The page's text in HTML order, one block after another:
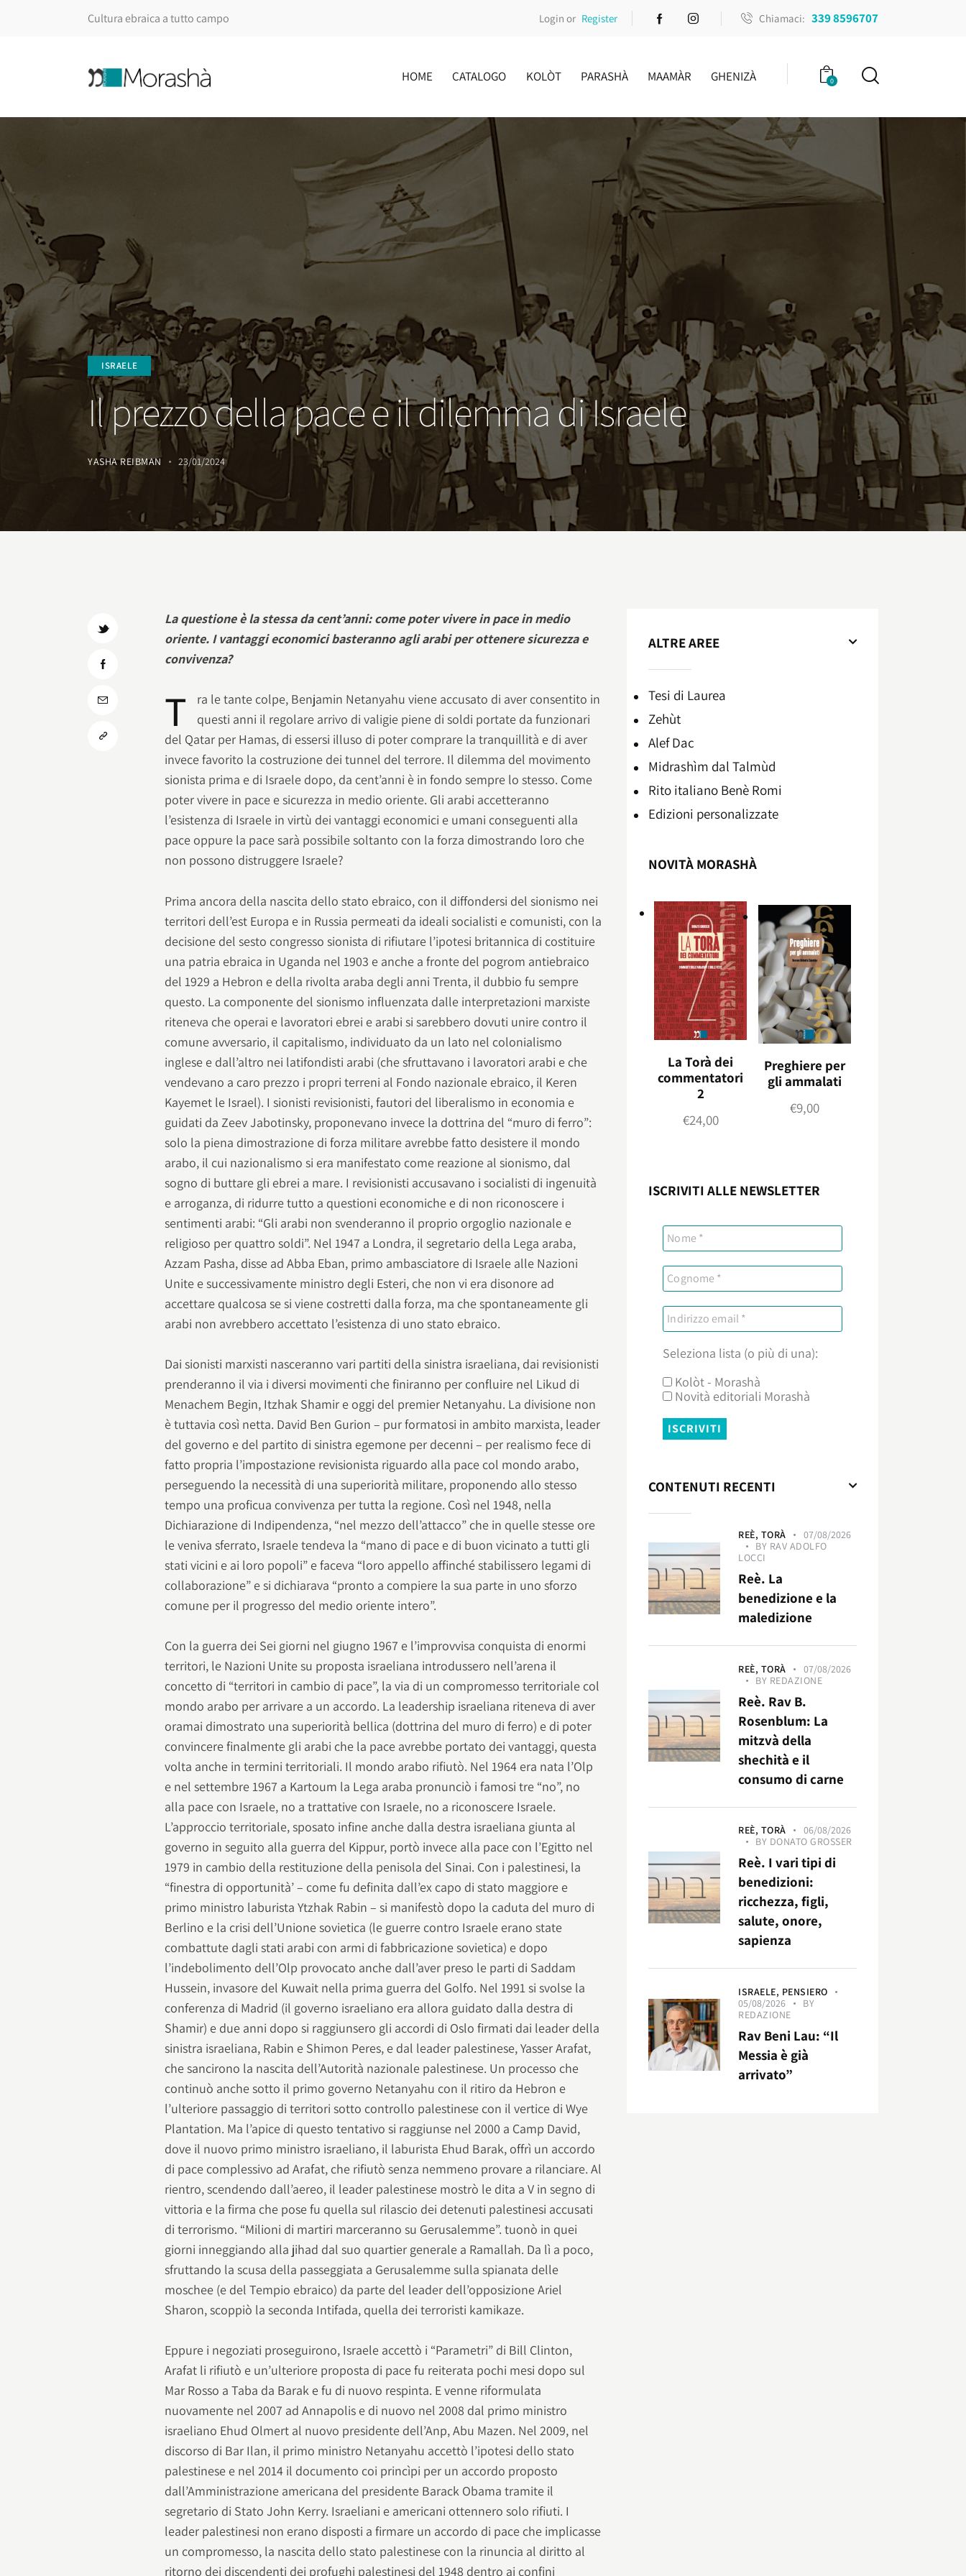
Cultura ebraica a tutto campo Login or Register Chiamaci: 339 8596707
HOME CATALOGO KOLÒT PARASHÀ MAAMÀR GHENIZÀ 0
ISRAELE
Il prezzo della pace e il dilemma di Israele
YASHA REIBMAN 23/01/2024
La questione è la stessa da cent’anni: come poter vivere in pace in medio
oriente. I vantaggi economici basteranno agli arabi per ottenere sicurezza e
convivenza?
T
ra le tante colpe, Benjamin Netanyahu viene accusato di aver consentito in
questi anni il regolare arrivo di valigie piene di soldi portate da funzionari
del Qatar per Hamas, di essersi illuso di poter comprare la tranquillità e di aver
invece favorito la costruzione dei tunnel del terrore. Il dilemma del movimento
sionista prima e di Israele dopo, da cent’anni è in fondo sempre lo stesso. Come
poter vivere in pace e sicurezza in medio oriente. Gli arabi accetteranno
l’esistenza di Israele in virtù dei vantaggi economici e umani conseguenti alla
pace oppure la pace sarà possibile soltanto con la forza dimostrando loro che
non possono distruggere Israele?
Prima ancora della nascita dello stato ebraico, con il diffondersi del sionismo nei
territori dell’est Europa e in Russia permeati da ideali socialisti e comunisti, con la
decisione del sesto congresso sionista di rifiutare l’ipotesi britannica di costituire
una patria ebraica in Uganda nel 1903 e anche a fronte del pogrom antiebraico
del 1929 a Hebron e della rivolta araba degli anni Trenta, il dubbio fu sempre
questo. La componente del sionismo influenzata dalle interpretazioni marxiste
riteneva che operai e lavoratori ebrei e arabi si sarebbero dovuti unire contro il
comune avversario, il capitalismo, individuato da un lato nel colonialismo
inglese e dall’altro nei latifondisti arabi (che sfruttavano i lavoratori arabi e che
vendevano a caro prezzo i propri terreni al Fondo nazionale ebraico, il Keren
Kayemet le Israel). I sionisti revisionisti, fautori del liberalismo in economia e
guidati da Zeev Jabotinsky, proponevano invece la dottrina del “muro di ferro”:
solo la piena dimostrazione di forza militare avrebbe fatto desistere il mondo
arabo, il cui nazionalismo si era manifestato come reazione al sionismo, dal
sogno di buttare gli ebrei a mare. I revisionisti accusavano i socialisti di ingenuità
e arroganza, di ridurre tutto a questioni economiche e di non riconoscere i
sentimenti arabi: “Gli arabi non svenderanno il proprio orgoglio nazionale e
religioso per quattro soldi”. Nel 1947 a Londra, il segretario della Lega araba,
Azzam Pasha, disse ad Abba Eban, primo ambasciatore di Israele alle Nazioni
Unite e successivamente ministro degli Esteri, che non vi era disonore ad
accettare qualcosa se si viene costretti dalla forza, ma che spontaneamente gli
arabi non avrebbero accettato l’esistenza di uno stato ebraico.
Dai sionisti marxisti nasceranno vari partiti della sinistra israeliana, dai revisionisti
prenderanno il via i diversi movimenti che finiranno per confluire nel Likud di
Menachem Begin, Itzhak Shamir e oggi del premier Netanyahu. La divisione non
è tuttavia così netta. David Ben Gurion – pur formatosi in ambito marxista, leader
del governo e del partito di sinistra egemone per decenni – per realismo fece di
fatto propria l’impostazione revisionista riguardo alla pace col mondo arabo,
perseguendo la necessità di una superiorità militare, proponendo allo stesso
tempo una proficua convivenza per tutta la regione. Così nel 1948, nella
Dichiarazione di Indipendenza, “nel mezzo dell’attacco” che in quelle stesse ore
le veniva sferrato, Israele tendeva la “mano di pace e di buon vicinato a tutti gli
stati vicini e ai loro popoli” e faceva “loro appello affinché stabilissero legami di
collaborazione” e si dichiarava “pronto a compiere la sua parte in uno sforzo
comune per il progresso del medio oriente intero”.
Con la guerra dei Sei giorni nel giugno 1967 e l’improvvisa conquista di enormi
territori, le Nazioni Unite su proposta israeliana introdussero nell’arena il
concetto di “territori in cambio di pace”, la via di un compromesso territoriale col
mondo arabo per arrivare a un accordo. La leadership israeliana riteneva di aver
oramai dimostrato una superiorità bellica (dottrina del muro di ferro) e di poter
convincere finalmente gli arabi che la pace avrebbe portato dei vantaggi, questa
volta anche in termini territoriali. Il mondo arabo rifiutò. Nel 1964 era nata l’Olp
e nel settembre 1967 a Kartoum la Lega araba pronunciò i famosi tre “no”, no
alla pace con Israele, no a trattative con Israele, no a riconoscere Israele.
L’approccio territoriale, sposato infine anche dalla destra israeliana giunta al
governo in seguito alla guerra del Kippur, portò invece alla pace con l’Egitto nel
1979 in cambio della restituzione della penisola del Sinai. Con i palestinesi, la
“finestra di opportunità’ – come fu definita dall’ex capo di stato maggiore e
primo ministro laburista Ytzhak Rabin – si manifestò dopo la caduta del muro di
Berlino e la crisi dell’Unione sovietica (le guerre contro Israele erano state
combattute dagli stati arabi con armi di fabbricazione sovietica) e dopo
l’indebolimento dell’Olp provocato anche dall’aver preso le parti di Saddam
Hussein, invasore del Kuwait nella prima guerra del Golfo. Nel 1991 si svolse la
conferenza di Madrid (il governo israeliano era allora guidato dalla destra di
Shamir) e due anni dopo si raggiunsero gli accordi di Oslo firmati dai leader della
sinistra israeliana, Rabin e Shimon Peres, e dal leader palestinese, Yasser Arafat,
che sancirono la nascita dell’Autorità nazionale palestinese. Un processo che
continuò anche sotto il primo governo Netanyahu con il ritiro da Hebron e
l’ulteriore passaggio di territori sotto controllo palestinese con il vertice di Wye
Plantation. Ma l’apice di questo tentativo si raggiunse nel 2000 a Camp David,
dove il nuovo primo ministro israeliano, il laburista Ehud Barak, offrì un accordo
di pace complessivo ad Arafat, che rifiutò senza nemmeno provare a rilanciare. Al
rientro, scendendo dall’aereo, il leader palestinese mostrò le dita a V in segno di
vittoria e la firma che pose fu quella sul rilascio dei detenuti palestinesi accusati
di terrorismo. “Milioni di martiri marceranno su Gerusalemme”. tuonò in quei
giorni inneggiando alla jihad dal suo quartier generale a Ramallah. Da lì a poco,
sfruttando la scusa della passeggiata a Gerusalemme sulla spianata delle
moschee (e del Tempio ebraico) da parte del leader dell’opposizione Ariel
Sharon, scoppiò la seconda Intifada, quella dei terroristi kamikaze.
Eppure i negoziati proseguirono, Israele accettò i “Parametri” di Bill Clinton,
Arafat li rifiutò e un’ulteriore proposta di pace fu reiterata pochi mesi dopo sul
Mar Rosso a Taba da Barak e fu di nuovo respinta. E venne riformulata
nuovamente nel 2007 ad Annapolis e di nuovo nel 2008 dal primo ministro
israeliano Ehud Olmert al nuovo presidente dell’Anp, Abu Mazen. Nel 2009, nel
discorso di Bar Ilan, il primo ministro Netanyahu accettò l’ipotesi dello stato
palestinese e nel 2014 il documento coi princìpi per un accordo proposto
dall’Amministrazione americana del presidente Barack Obama tramite il
segretario di Stato John Kerry. Israeliani e americani ottennero solo rifiuti. I
leader palestinesi non erano disposti a firmare un accordo di pace che implicasse
un compromesso, la nascita dello stato palestinese con la rinuncia al diritto al
ritorno dei discendenti dei profughi palestinesi del 1948 dentro ai confini
ALTRE AREE
Tesi di Laurea
Zehùt
Alef Dac
Midrashìm dal Talmùd
Rito italiano Benè Romi​
Edizioni personalizzate
NOVITÀ MORASHÀ
La Torà dei
commentatori
2
€24,00
Preghiere per
gli ammalati
€9,00
ISCRIVITI ALLE NEWSLETTER
Seleziona lista (o più di una):
Kolòt - Morashà
Novità editoriali Morashà
CONTENUTI RECENTI
REÈ, TORÀ
07/08/2026
BY RAV ADOLFO
LOCCI
Reè. La
benedizione e la
maledizione
REÈ, TORÀ
07/08/2026
BY REDAZIONE
Reè. Rav B.
Rosenblum: La
mitzvà della
shechità e il
consumo di carne
REÈ, TORÀ
06/08/2026
BY DONATO GROSSER
Reè. I vari tipi di
benedizioni:
ricchezza, figli,
salute, onore,
sapienza
ISRAELE, PENSIERO
05/08/2026
BY
REDAZIONE
Rav Beni Lau: “Il
Messia è già
arrivato”